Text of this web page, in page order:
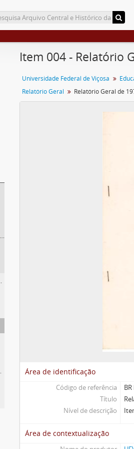
Item 004 - Relatório
Universidade Federal de Viçosa
Relatório Geral
Relatório Geral de
Área de identificação
Código de referência
Título
Nível de descrição
Área de contextualização